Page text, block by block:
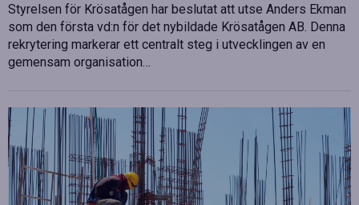
Styrelsen för Krösatågen har beslutat att utse Anders Ekman
som den första vd:n för det nybildade Krösatågen AB. Denna
rekrytering markerar ett centralt steg i utvecklingen av en
gemensam organisation…